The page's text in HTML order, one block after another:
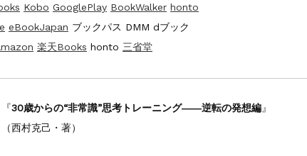
Kobo GooglePlay BookWalker honto
eBookJapan ブックパス DMM dブック
楽天Books honto 三省堂
『30歳からの“非常識”思考トレーニング――逆転の発想編』
（西村克己・著）